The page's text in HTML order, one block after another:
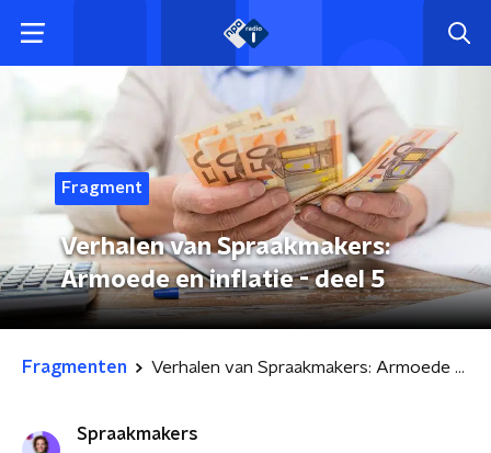
Fragment
Verhalen van Spraakmakers:
Armoede en inflatie - deel 5
Fragmenten Verhalen van Spraakmakers: Armoede en inflatie - deel 5
Spraakmakers